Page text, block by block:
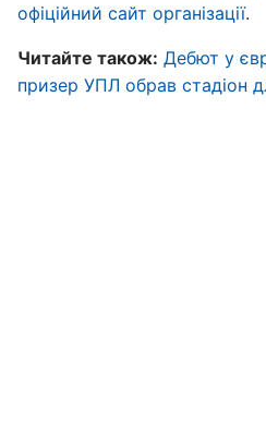
офіційний сайт організації.
Читайте також: Дебют у
призер УПЛ обрав стадіон